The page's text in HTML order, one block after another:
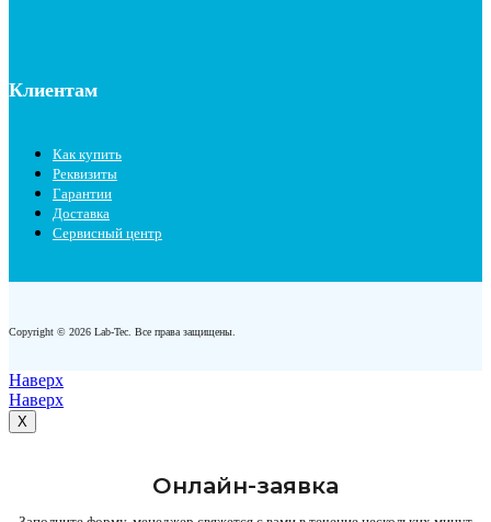
Клиентам
Как купить
Реквизиты
Гарантии
Доставка
Сервисный центр
Copyright © 2026 Lab-Tec. Все права защищены.
Наверх
Наверх
X
Онлайн-заявка